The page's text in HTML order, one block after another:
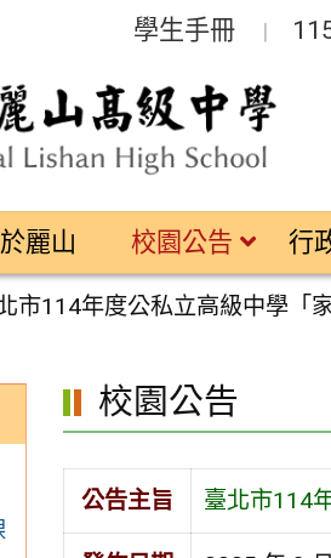
學生手冊
麗山 校園公告 行
市114年度公私立高級中學「
校園公告
公告主旨 臺北市114